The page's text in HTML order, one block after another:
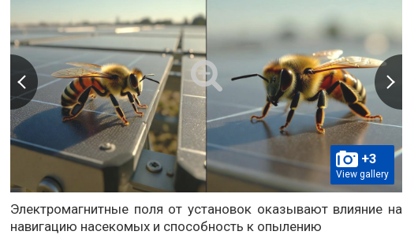
+3
View gallery
Электромагнитные поля от установок оказывают влияние на
навигацию насекомых и способность к опылению